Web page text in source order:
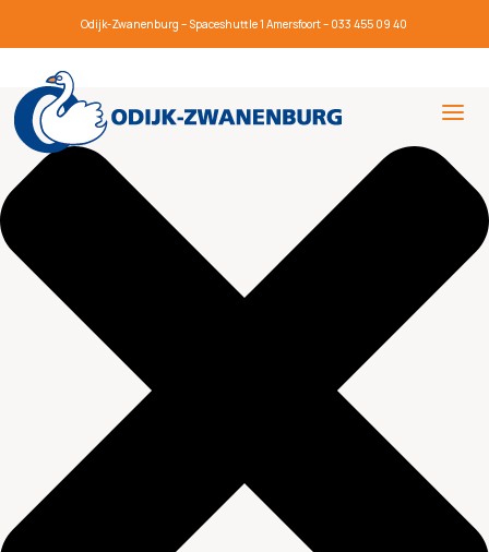
Beheer toestemming
Odijk-Zwanenburg – Spaceshuttle 1 Amersfoort – 033 455 09 40